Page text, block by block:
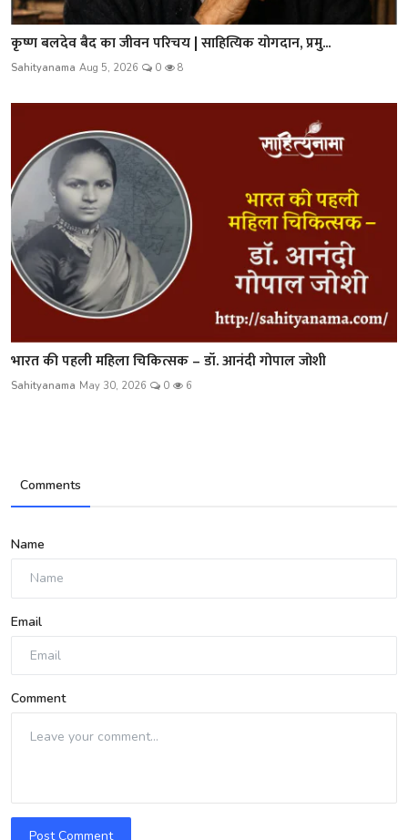
कृष्ण बलदेव बैद का जीवन परिचय | साहित्यिक योगदान, प्रमु...
Sahityanama Aug 5, 2026 0 8
भारत की पहली महिला चिकित्सक – डॉ. आनंदी गोपाल जोशी
Sahityanama May 30, 2026 0 6
Comments
Name
Email
Comment
Post Comment